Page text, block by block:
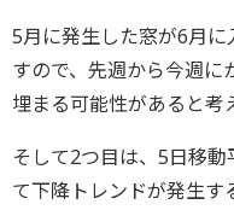
5月に発生した窓が6月
すので、先週から今週に
埋まる可能性があると考
そして2つ目は、5日移
て下降トレンドが発生す